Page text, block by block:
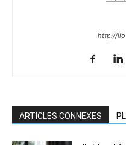
http://
ARTICLES CONNEXES